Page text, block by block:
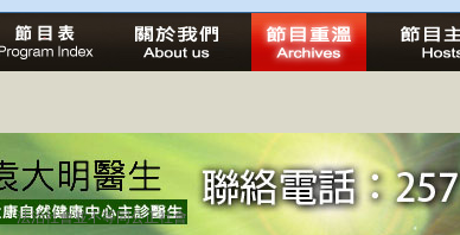
法治社會並不等同公正社會
自家教育合法化-推動多元化教育，全民學卷制